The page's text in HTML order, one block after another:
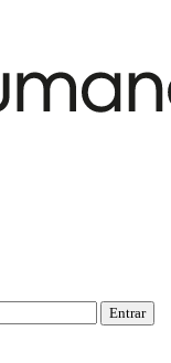
Entrar